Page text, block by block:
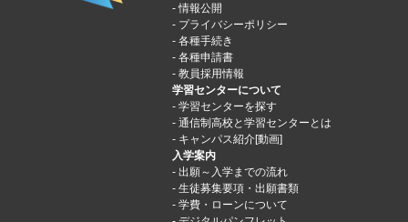
情報公開
プライバシーポリシー
各種手続き
各種申請書
教員採用情報
学習センターについて
学習センターを探す
通信制高校と学習センターとは
キャンパス紹介[動画]
入学案内
出願～入学までの流れ
生徒募集要項・出願書類
学費・ローンについて